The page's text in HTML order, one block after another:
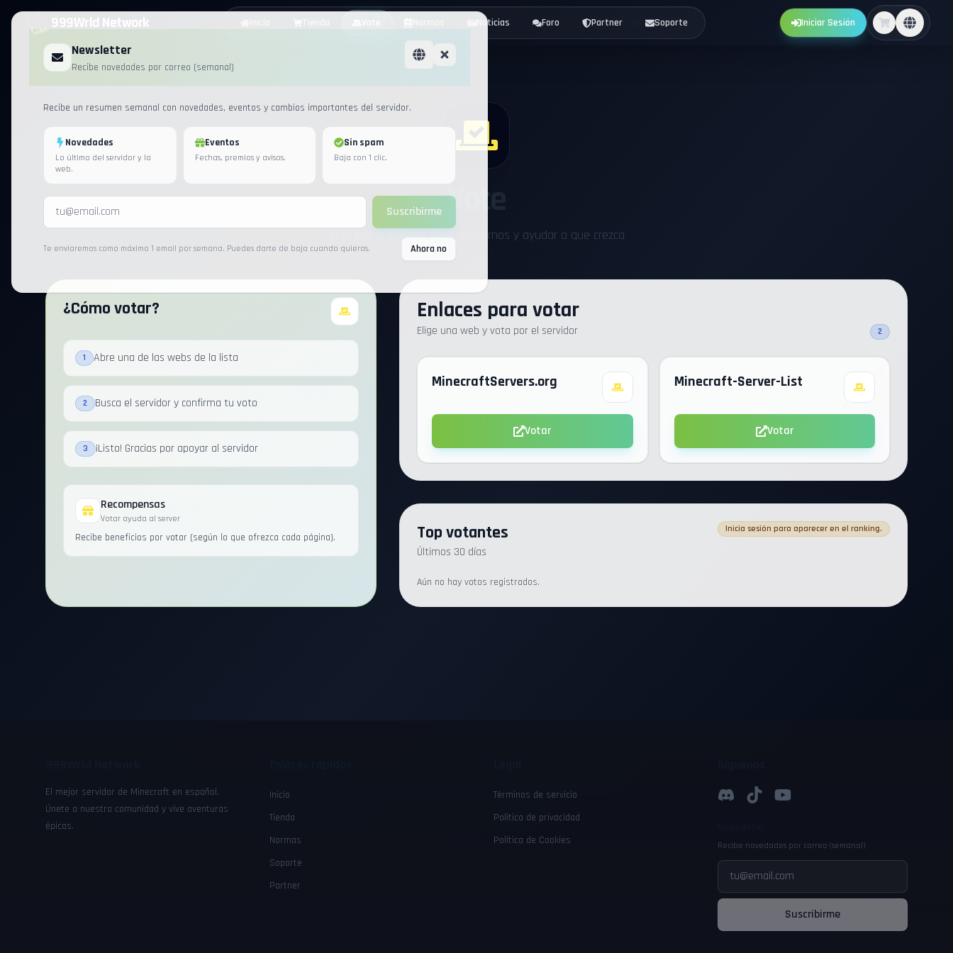
Newsletter
Recibe novedades por correo (semanal)
Recibe un resumen semanal con novedades, eventos y cambios importantes del servidor.
Novedades
Lo último del servidor y la
web.
Eventos
Fechas, premios y avisos.
Sin spam
Baja con 1 clic.
Suscribirme
Te enviaremos como máximo 1 email por semana. Puedes darte de baja cuando quieras. Ahora no
999Wrld Network Noticias Foro Partner Soporte Iniciar Sesión
Vote
Vota por el servidor para apoyarnos y ayudar a que crezca
¿Cómo votar?
1 Abre una de las webs de la lista
2 Busca el servidor y confirma tu voto
3 ¡Listo! Gracias por apoyar al servidor
Recompensas
Votar ayuda al server
Recibe beneficios por votar (según lo que ofrezca cada página).
Enlaces para votar
Elige una web y vota por el servidor 2
MinecraftServers.org
Votar
Minecraft-Server-List
Votar
Top votantes
Últimos 30 días
Inicia sesión para aparecer en el ranking.
Aún no hay votos registrados.
El mejor servidor de Minecraft en español.
Únete a nuestra comunidad y vive aventuras
épicas.
Inicio
Tienda
Normas
Soporte
Partner
Términos de servicio
Política de privacidad
Política de Cookies
Recibe novedades por correo (semanal)
Suscribirme